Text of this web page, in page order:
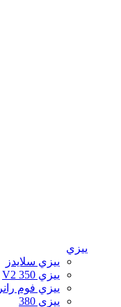
ييزي
ييزي سلايدز
ييزي 350 V2
ييزي فوم رانر
ييزي 380